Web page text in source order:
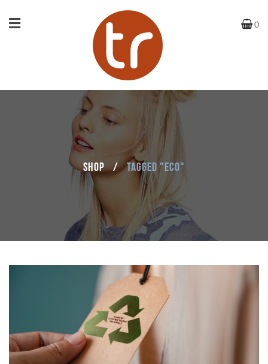
0
Shop / Tagged "eco"